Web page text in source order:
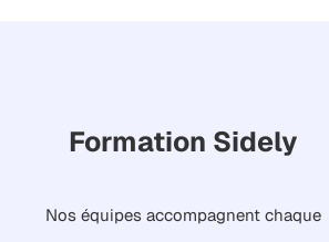
Formation Sidely
Nos équipes accompagnent chaque